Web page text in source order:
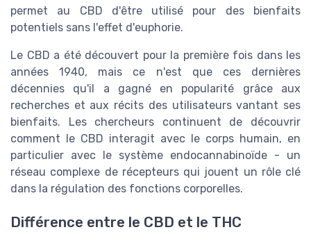
permet au CBD d'être utilisé pour des bienfaits
potentiels sans l'effet d'euphorie.
Le CBD a été découvert pour la première fois dans les
années 1940, mais ce n'est que ces dernières
décennies qu'il a gagné en popularité grâce aux
recherches et aux récits des utilisateurs vantant ses
bienfaits. Les chercheurs continuent de découvrir
comment le CBD interagit avec le corps humain, en
particulier avec le système endocannabinoïde - un
réseau complexe de récepteurs qui jouent un rôle clé
dans la régulation des fonctions corporelles.
Différence entre le CBD et le THC